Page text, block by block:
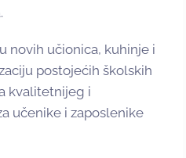
novih učionica, kuhinje i
postojećih školskih
kvalitetnijeg i
učenike i zaposlenike